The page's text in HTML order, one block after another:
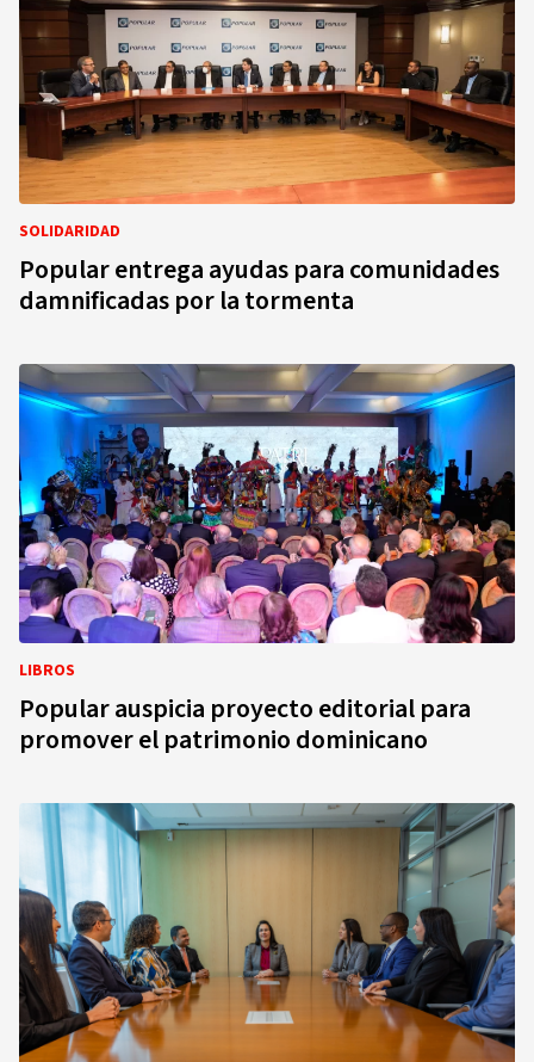
SOLIDARIDAD
Popular entrega ayudas para comunidades
damnificadas por la tormenta
LIBROS
Popular auspicia proyecto editorial para
promover el patrimonio dominicano